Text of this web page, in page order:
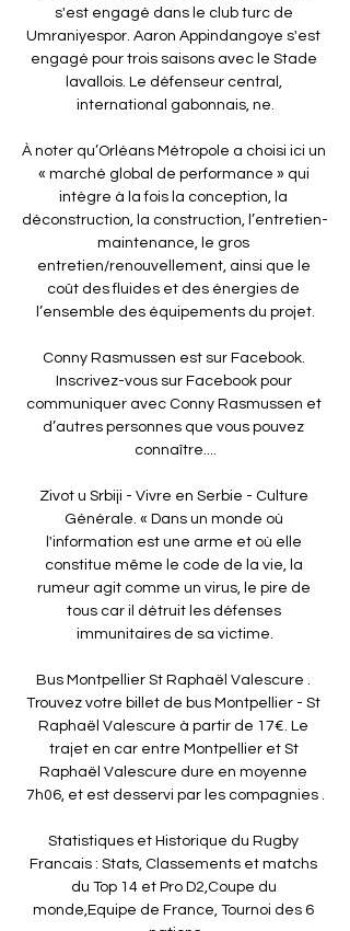
s'est engagé dans le club turc de
Umraniyespor. Aaron Appindangoye s'est
engagé pour trois saisons avec le Stade
lavallois. Le défenseur central,
international gabonnais, ne.
À noter qu’Orléans Métropole a choisi ici un
« marché global de performance » qui
intègre à la fois la conception, la
déconstruction, la construction, l’entretien-
maintenance, le gros
entretien/renouvellement, ainsi que le
coût des fluides et des énergies de
l’ensemble des équipements du projet.
Conny Rasmussen est sur Facebook.
Inscrivez-vous sur Facebook pour
communiquer avec Conny Rasmussen et
d’autres personnes que vous pouvez
connaître....
Zivot u Srbiji - Vivre en Serbie - Culture
Générale. « Dans un monde où
l'information est une arme et où elle
constitue même le code de la vie, la
rumeur agit comme un virus, le pire de
tous car il détruit les défenses
immunitaires de sa victime.
Bus Montpellier St Raphaël Valescure .
Trouvez votre billet de bus Montpellier - St
Raphaël Valescure à partir de 17€. Le
trajet en car entre Montpellier et St
Raphaël Valescure dure en moyenne
7h06, et est desservi par les compagnies .
Statistiques et Historique du Rugby
Francais : Stats, Classements et matchs
du Top 14 et Pro D2,Coupe du
monde,Equipe de France, Tournoi des 6